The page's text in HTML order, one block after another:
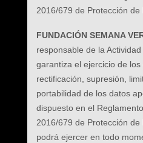
2016/679 de Protección de
FUNDACIÓN SEMANA
responsable de la
garantiza el ejercicio de los
rectificación, supresión,
portabilidad de los datos
dispuesto en el
2016/679 de Protección de
podrá ejercer en todo